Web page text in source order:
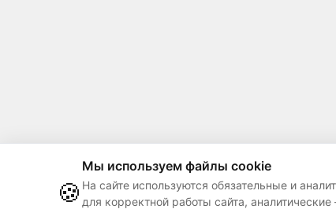
🍪
Мы используем файлы cookie
На сайте используются обязательные и
для корректной работы сайта,